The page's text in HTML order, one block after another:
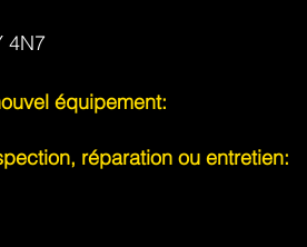
4N7
équipement:
réparation ou entretien: